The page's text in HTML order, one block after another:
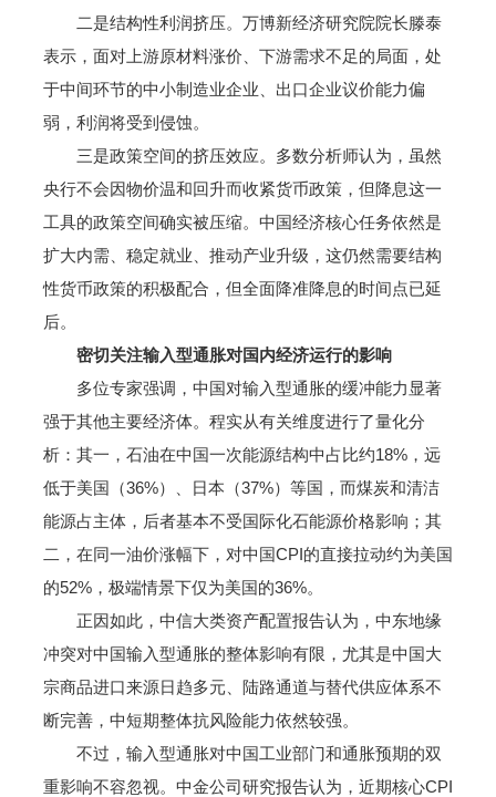
二是结构性利润挤压。万博新经济研究院院长滕泰
表示，面对上游原材料涨价、下游需求不足的局面，处
于中间环节的中小制造业企业、出口企业议价能力偏
弱，利润将受到侵蚀。
三是政策空间的挤压效应。多数分析师认为，虽然
央行不会因物价温和回升而收紧货币政策，但降息这一
工具的政策空间确实被压缩。中国经济核心任务依然是
扩大内需、稳定就业、推动产业升级，这仍然需要结构
性货币政策的积极配合，但全面降准降息的时间点已延
后。
密切关注输入型通胀对国内经济运行的影响
多位专家强调，中国对输入型通胀的缓冲能力显著
强于其他主要经济体。程实从有关维度进行了量化分
析：其一，石油在中国一次能源结构中占比约18%，远
低于美国（36%）、日本（37%）等国，而煤炭和清洁
能源占主体，后者基本不受国际化石能源价格影响；其
二，在同一油价涨幅下，对中国CPI的直接拉动约为美国
的52%，极端情景下仅为美国的36%。
正因如此，中信大类资产配置报告认为，中东地缘
冲突对中国输入型通胀的整体影响有限，尤其是中国大
宗商品进口来源日趋多元、陆路通道与替代供应体系不
断完善，中短期整体抗风险能力依然较强。
不过，输入型通胀对中国工业部门和通胀预期的双
重影响不容忽视。中金公司研究报告认为，近期核心CPI